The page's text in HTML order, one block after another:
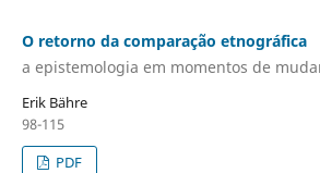
O retorno da comparação etnográfica
a epistemologia em momentos de
Erik Bähre
98-115
PDF